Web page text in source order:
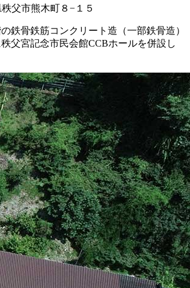
父市熊木町８−１５
鉄骨鉄筋コンクリート造（一部鉄骨造）
父宮記念市民会館CCBホールを併設し